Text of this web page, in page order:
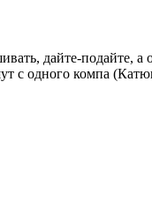
дайте-подайте,
с одного компа